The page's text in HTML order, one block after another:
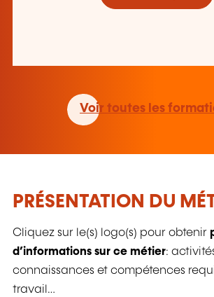
Voir toutes les
PRÉSENTATION DU
Cliquez sur le(s) logo(s) pour obtenir
d’informations sur ce métier:
connaissances et compétences
travail…